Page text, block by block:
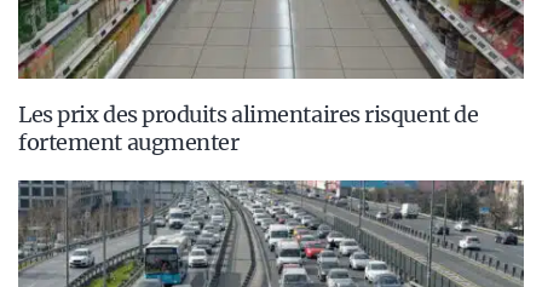
Les prix des produits alimentaires risquent de
fortement augmenter